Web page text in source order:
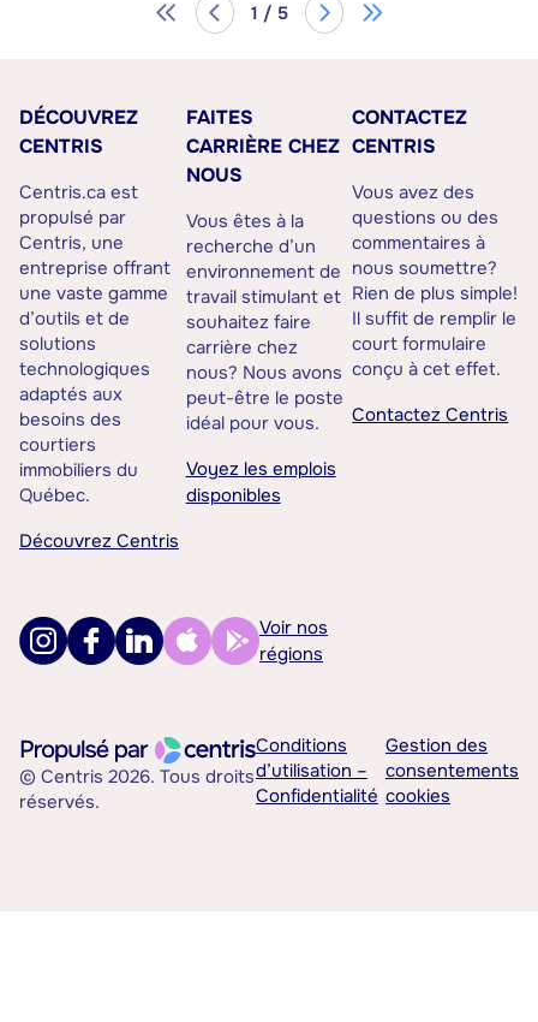
1 / 5
DÉCOUVREZ
CENTRIS
Centris.ca est
propulsé par
Centris, une
entreprise offrant
une vaste gamme
d’outils et de
solutions
technologiques
adaptés aux
besoins des
courtiers
immobiliers du
Québec.
Découvrez Centris
FAITES
CARRIÈRE CHEZ
NOUS
Vous êtes à la
recherche d’un
environnement de
travail stimulant et
souhaitez faire
carrière chez
nous? Nous avons
peut-être le poste
idéal pour vous.
Voyez les emplois
disponibles
CONTACTEZ
CENTRIS
Vous avez des
questions ou des
commentaires à
nous soumettre?
Rien de plus simple!
Il suffit de remplir le
court formulaire
conçu à cet effet.
Contactez Centris
Voir nos
régions
© Centris 2026. Tous droits
réservés.
Conditions
d’utilisation –
Confidentialité
Gestion des
consentements
cookies